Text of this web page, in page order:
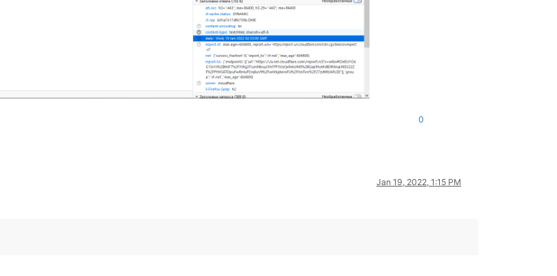
0
Jan 19, 2022, 1:15 PM